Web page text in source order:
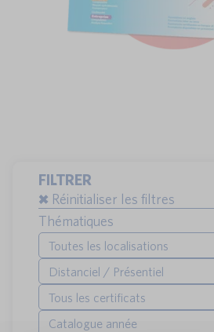
FILTRER
Réinitialiser les filtres
Thématiques
Toutes les localisations
Distanciel / Présentiel
Tous les certificats
Catalogue année